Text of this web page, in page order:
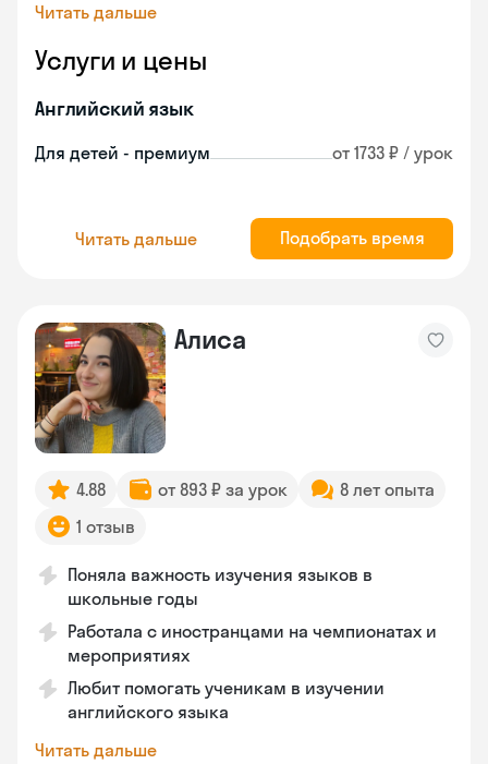
Читать дальше
Услуги и цены
Английский язык
Для детей - премиум от 1733 ₽ / урок
Читать дальше Подобрать время
Алиса
4.88 от 893 ₽ за урок
8 лет опыта
1 отзыв
Поняла важность изучения языков в
школьные годы
Работала с иностранцами на чемпионатах и
мероприятиях
Любит помогать ученикам в изучении
английского языка
Читать дальше